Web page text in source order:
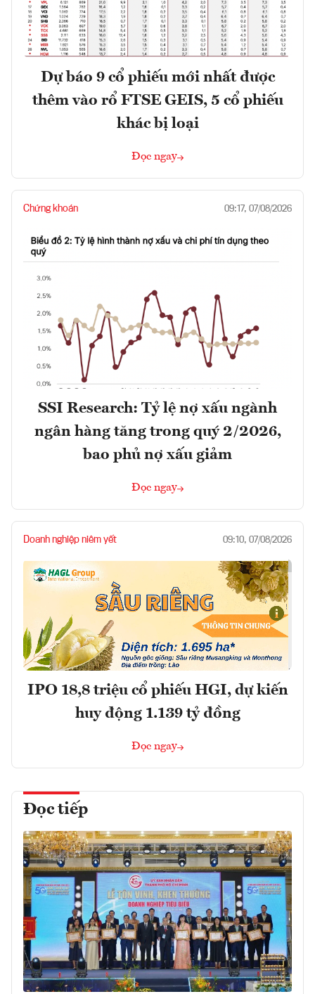
Dự báo 9 cổ phiếu mới nhất được
thêm vào rổ FTSE GEIS, 5 cổ phiếu
khác bị loại
Đọc ngay
Chứng khoán 09:17, 07/08/2026
SSI Research: Tỷ lệ nợ xấu ngành
ngân hàng tăng trong quý 2/2026,
bao phủ nợ xấu giảm
Đọc ngay
Doanh nghiệp niêm yết 09:10, 07/08/2026
IPO 18,8 triệu cổ phiếu HGI, dự kiến
huy động 1.139 tỷ đồng
Đọc ngay
Đọc tiếp